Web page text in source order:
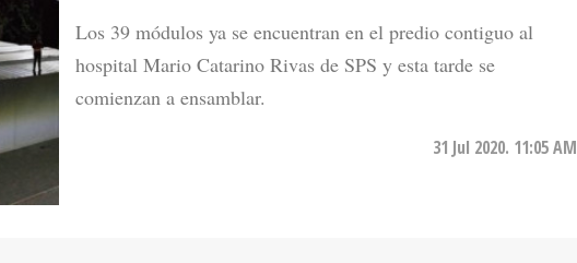
Los 39 módulos ya se encuentran en el predio contiguo al
hospital Mario Catarino Rivas de SPS y esta tarde se
comienzan a ensamblar.
31 Jul 2020. 11:05 AM